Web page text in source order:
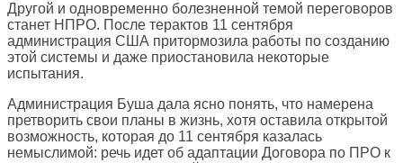
Другой и одновременно болезненной темой переговоров
станет НПРО. После терактов 11 сентября
администрация США притормозила работы по созданию
этой системы и даже приостановила некоторые
испытания.
Администрация Буша дала ясно понять, что намерена
претворить свои планы в жизнь, хотя оставила открытой
возможность, которая до 11 сентября казалась
немыслимой: речь идет об адаптации Договора по ПРО к